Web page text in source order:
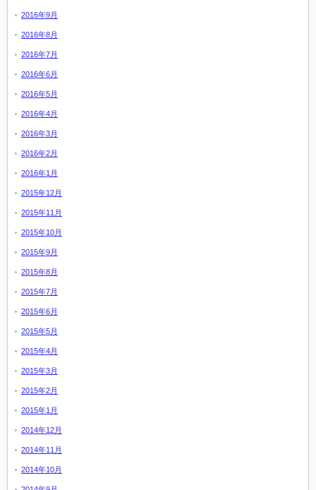
2016年9月
2016年8月
2016年7月
2016年6月
2016年5月
2016年4月
2016年3月
2016年2月
2016年1月
2015年12月
2015年11月
2015年10月
2015年9月
2015年8月
2015年7月
2015年6月
2015年5月
2015年4月
2015年3月
2015年2月
2015年1月
2014年12月
2014年11月
2014年10月